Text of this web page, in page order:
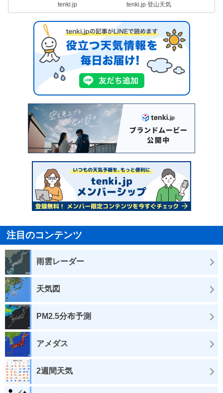
tenki.jp tenki.jp 登山天気
注目のコンテンツ
雨雲レーダー
天気図
PM2.5分布予測
アメダス
2週間天気